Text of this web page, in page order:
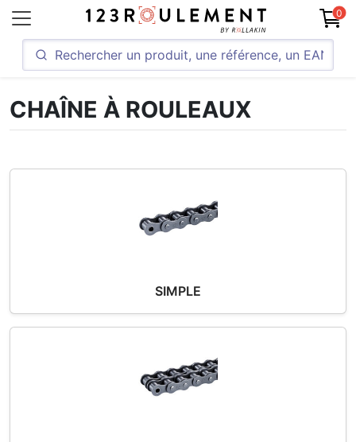
0
CHAÎNE À ROULEAUX
SIMPLE